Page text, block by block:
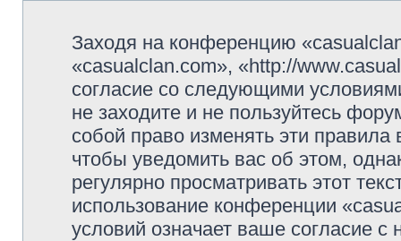
Заходя на конференцию
«casualclan.com», «http://
согласие со следующими
не заходите и не пользуйтесь
собой право изменять эти
чтобы уведомить вас об этом,
регулярно просматривать этот
использование конференции
условий означает ваше согласие с